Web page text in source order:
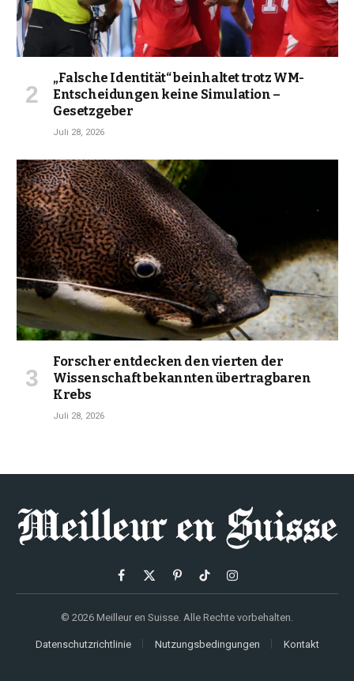
„Falsche Identität“ beinhaltet trotz WM-
Entscheidungen keine Simulation –
Gesetzgeber
Juli 28, 2026
Forscher entdecken den vierten der
Wissenschaft bekannten übertragbaren
Krebs
Juli 28, 2026
Facebook
X
PinterestTikTokInstagram
© 2026 Meilleur en Suisse. Alle Rechte vorbehalten.
Datenschutzrichtlinie Nutzungsbedingungen Kontakt